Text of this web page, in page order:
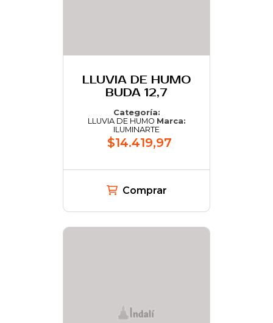
LLUVIA DE HUMO
BUDA 12,7
Categoría:
LLUVIA DE HUMO Marca:
ILUMINARTE
$14.419,97
Comprar